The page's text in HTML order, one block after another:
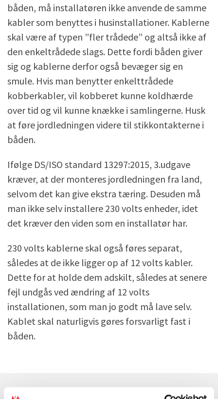
båden, må installatøren ikke anvende de samme
kabler som benyttes i husinstallationer. Kablerne
skal være af typen ”fler trådede” og altså ikke af
den enkeltrådede slags. Dette fordi båden giver
sig og kablerne derfor også bevæger sig en
smule. Hvis man benytter enkelttrådede
kobberkabler, vil kobberet kunne koldhærde
over tid og vil kunne knække i samlingerne. Husk
at føre jordledningen videre til stikkontakterne i
båden.
Ifølge DS/ISO standard 13297:2015, 3.udgave
kræver, at der monteres jordledningen fra land,
selvom det kan give ekstra tæring. Desuden må
man ikke selv installere 230 volts enheder, idet
det kræver den viden som en installatør har.
230 volts kablerne skal også føres separat,
således at de ikke ligger op af 12 volts kabler.
Dette for at holde dem adskilt, således at senere
fejl undgås ved ændring af 12 volts
installationen, som man jo godt må lave selv.
Kablet skal naturligvis gøres forsvarligt fast i
båden.